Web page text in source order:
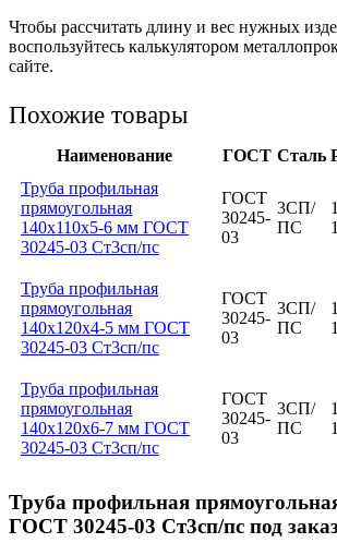
Чтобы рассчитать длину и вес нужных
воспользуйтесь калькулятором
сайте.
Похожие товары
Наименование ГОСТ Сталь
Труба профильная
прямоугольная
140x110x5-6 мм ГОСТ
30245-03 Ст3сп/пс
ГОСТ
30245-
03
3СП/
ПС
Труба профильная
прямоугольная
140x120x4-5 мм ГОСТ
30245-03 Ст3сп/пс
ГОСТ
30245-
03
3СП/
ПС
Труба профильная
прямоугольная
140x120x6-7 мм ГОСТ
30245-03 Ст3сп/пс
ГОСТ
30245-
03
3СП/
ПС
Труба профильная
ГОСТ 30245-03 Ст3сп/пс под